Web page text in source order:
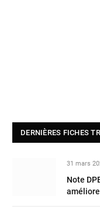
DERNIÈRES FICHES
31 mars
Note